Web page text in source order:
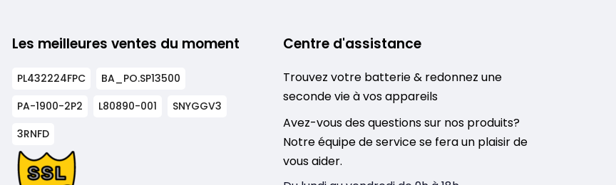
Les meilleures ventes du moment
PL432224FPC
BA_PO.SP13500
PA-1900-2P2
L80890-001
SNYGGV3
3RNFD
Centre d'assistance
Trouvez votre batterie & redonnez une
seconde vie à vos appareils
Avez-vous des questions sur nos produits?
Notre équipe de service se fera un plaisir de
vous aider.